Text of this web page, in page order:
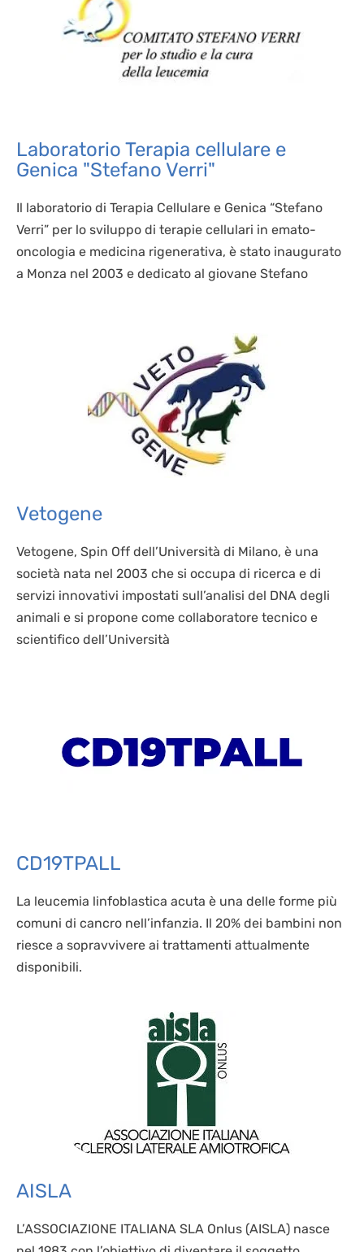
Laboratorio Terapia cellulare e
Genica "Stefano Verri"
Il laboratorio di Terapia Cellulare e Genica “Stefano
Verri” per lo sviluppo di terapie cellulari in emato-
oncologia e medicina rigenerativa, è stato inaugurato
a Monza nel 2003 e dedicato al giovane Stefano
Vetogene
Vetogene, Spin Off dell’Università di Milano, è una
società nata nel 2003 che si occupa di ricerca e di
servizi innovativi impostati sull’analisi del DNA degli
animali e si propone come collaboratore tecnico e
scientifico dell’Università
CD19TPALL
La leucemia linfoblastica acuta è una delle forme più
comuni di cancro nell’infanzia. Il 20% dei bambini non
riesce a sopravvivere ai trattamenti attualmente
disponibili.
AISLA
L’ASSOCIAZIONE ITALIANA SLA Onlus (AISLA) nasce